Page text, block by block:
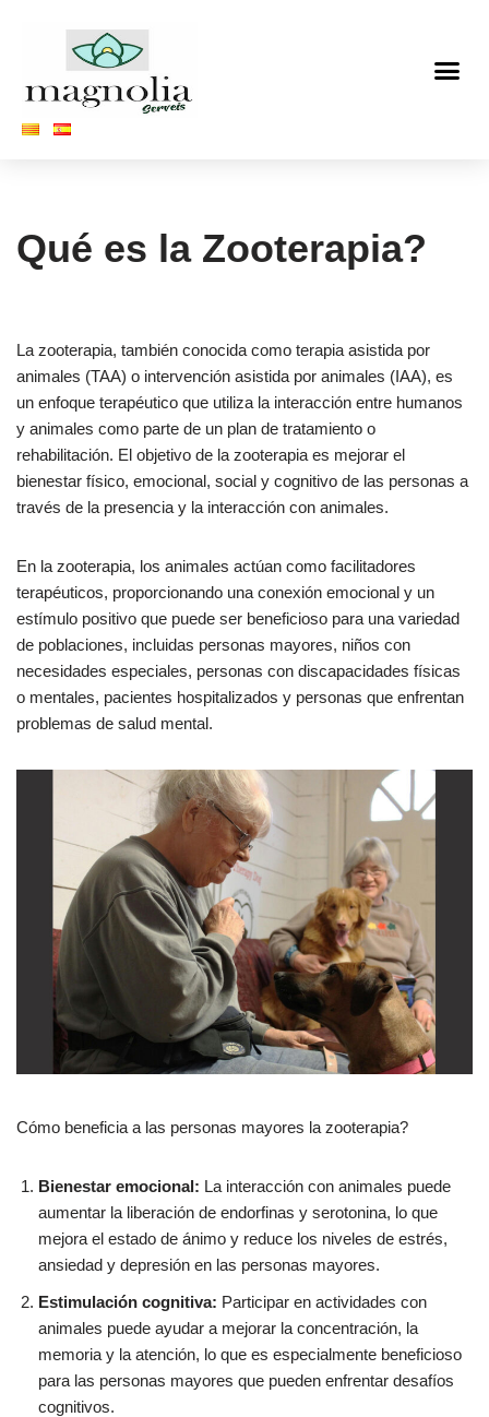
al
contenido
Qué es la Zooterapia?
La zooterapia, también conocida como terapia asistida por
animales (TAA) o intervención asistida por animales (IAA), es
un enfoque terapéutico que utiliza la interacción entre humanos
y animales como parte de un plan de tratamiento o
rehabilitación. El objetivo de la zooterapia es mejorar el
bienestar físico, emocional, social y cognitivo de las personas a
través de la presencia y la interacción con animales.
En la zooterapia, los animales actúan como facilitadores
terapéuticos, proporcionando una conexión emocional y un
estímulo positivo que puede ser beneficioso para una variedad
de poblaciones, incluidas personas mayores, niños con
necesidades especiales, personas con discapacidades físicas
o mentales, pacientes hospitalizados y personas que enfrentan
problemas de salud mental.
Cómo beneficia a las personas mayores la zooterapia?
Bienestar emocional: La interacción con animales puede
aumentar la liberación de endorfinas y serotonina, lo que
mejora el estado de ánimo y reduce los niveles de estrés,
ansiedad y depresión en las personas mayores.
Estimulación cognitiva: Participar en actividades con
animales puede ayudar a mejorar la concentración, la
memoria y la atención, lo que es especialmente beneficioso
para las personas mayores que pueden enfrentar desafíos
cognitivos.